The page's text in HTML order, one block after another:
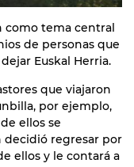
como tema central
de personas que
Euskal Herria.
que viajaron
por ejemplo,
ellos se
regresar por
ellos y le contará a